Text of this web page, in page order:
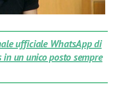
ufficiale WhatsApp di
un unico posto sempre